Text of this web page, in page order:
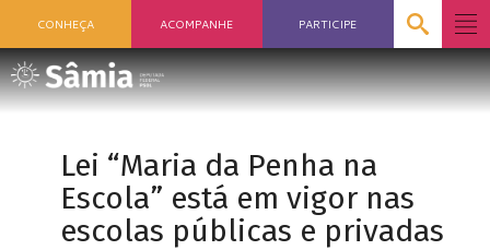
CONHEÇA ACOMPANHE PARTICIPE
Lei “Maria da Penha na
Escola” está em vigor nas
escolas públicas e privadas